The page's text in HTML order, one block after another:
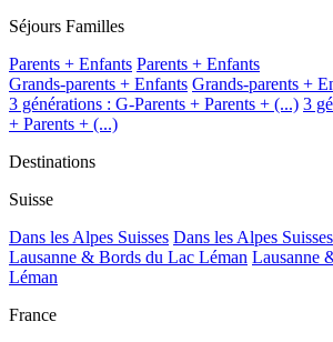
Séjours Familles
Parents + Enfants Parents + Enfants
Grands-parents + Enfants Grands-parents +
3 générations : G-Parents + Parents + (...) 3
+ Parents + (...)
Destinations
Suisse
Dans les Alpes Suisses Dans les Alpes Suisses
Lausanne & Bords du Lac Léman Lausanne
Léman
France